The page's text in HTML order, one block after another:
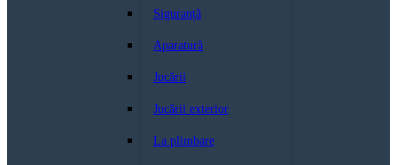
Siguranță
Aparatură
Jucării
Jucării exterior
La plimbare